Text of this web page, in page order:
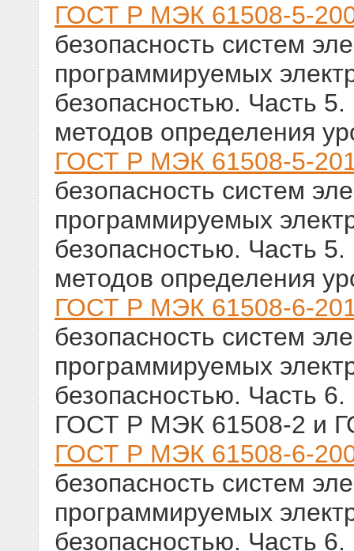
ГОСТ Р МЭК 61508-5-
безопасность систем
программируемых
безопасностью. Часть
методов определения
ГОСТ Р МЭК 61508-5-
безопасность систем
программируемых
безопасностью. Часть
методов определения
ГОСТ Р МЭК 61508-6-
безопасность систем
программируемых
безопасностью. Часть
ГОСТ Р МЭК 61508-2 и
ГОСТ Р МЭК 61508-6-
безопасность систем
программируемых
безопасностью. Часть